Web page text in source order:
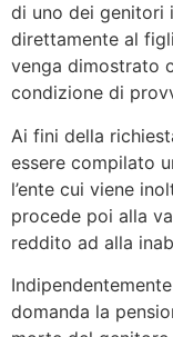
di uno dei genitori
direttamente al
venga dimostrato
condizione di
Ai fini della
essere compilato
l’ente cui viene
procede poi alla
reddito ad alla
domanda la